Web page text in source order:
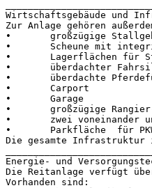
Wirtschaftsgebäude und
Zur Anlage gehören
•	großzügige Stallgebäude
•	Scheune mit integrierter Werkstatt
•	Lagerflächen für Stroh, Heu und Betriebsmittel
•	überdachter Fahrsilo
•	überdachte Pferdeführanlage
•	Carport
•	Garage
•	großzügige Rangier- und Arbeitsflächen
•	zwei voneinander unabhängige Zufahrtsmöglichkeiten
•	Parkfläche  für PKW mit Hänger und für Busse
Die gesamte
Energie- und
Die Reitanlage verfügt
Vorhanden sind: